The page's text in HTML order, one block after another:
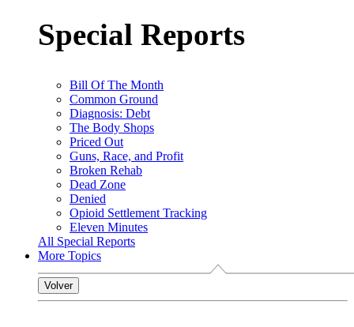
Special Reports
Bill Of The Month
Common Ground
Diagnosis: Debt
The Body Shops
Priced Out
Guns, Race, and Profit
Broken Rehab
Dead Zone
Denied
Opioid Settlement Tracking
Eleven Minutes
All Special Reports
More Topics
Volver